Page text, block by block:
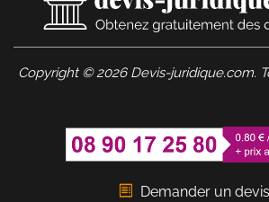
Copyright © 2026 Devis-juridique.com.
Demander un devis